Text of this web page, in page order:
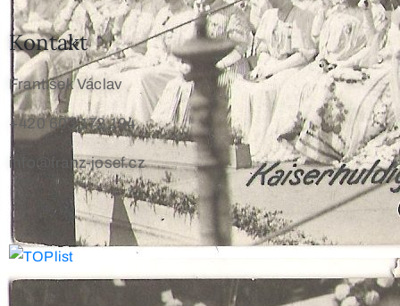
Kontakt
František Václav
+420 603 172 194
info@franz-josef.cz